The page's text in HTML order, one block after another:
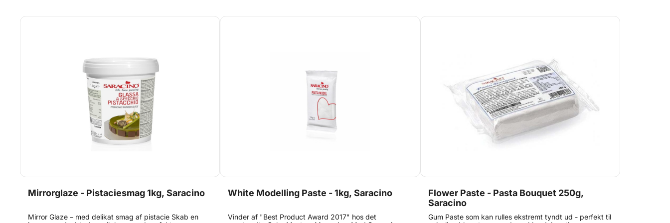
Mirrorglaze - Pistaciesmag 1kg, Saracino
Mirror Glaze – med delikat smag af pistacie Skab en
White Modelling Paste - 1kg, Saracino
Vinder af "Best Product Award 2017" hos det
Flower Paste - Pasta Bouquet 250g,
Saracino
Gum Paste som kan rulles ekstremt tyndt ud - perfekt til